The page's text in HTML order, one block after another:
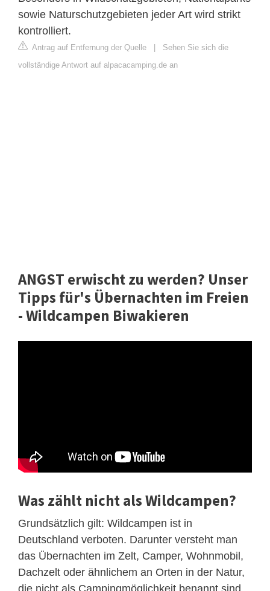
sowie Naturschutzgebieten jeder Art wird strikt
kontrolliert.
Antrag auf Entfernung der Quelle
Sehen Sie sich die
vollständige Antwort auf alpacacamping.de an
ANGST erwischt zu werden? Unser
Tipps für's Übernachten im Freien
- Wildcampen Biwakieren
Was zählt nicht als Wildcampen?
Grundsätzlich gilt: Wildcampen ist in
Deutschland verboten. Darunter versteht man
das Übernachten im Zelt, Camper, Wohnmobil,
Dachzelt oder ähnlichem an Orten in der Natur,
die nicht als Campingmöglichkeit benannt sind